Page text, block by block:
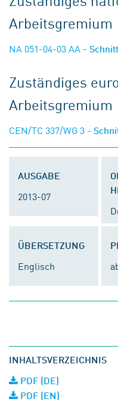
Arbeitsgremium
NA 051-04-03 AA -
Zuständiges
Arbeitsgremium
CEN/TC 337/WG 3 -
AUSGABE
2013-07
ÜBERSETZUNG
Englisch
INHALTSVERZEICHNIS
PDF (DE)
PDF (EN)